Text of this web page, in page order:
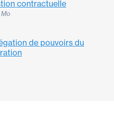
contractuelle
de pouvoirs du